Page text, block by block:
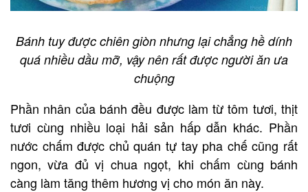
Bánh tuy được chiên giòn nhưng lại chẳng hề dính
quá nhiều dầu mỡ, vậy nên rất được người ăn ưa
chuộng
Phần nhân của bánh đều được làm từ tôm tươi, thịt
tươi cùng nhiều loại hải sản hấp dẫn khác. Phần
nước chấm được chủ quán tự tay pha chế cũng rất
ngon, vừa đủ vị chua ngọt, khi chấm cùng bánh
càng làm tăng thêm hương vị cho món ăn này.